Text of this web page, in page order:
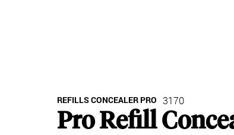
REFILLS CONCEALER PRO 3170
Pro Refill